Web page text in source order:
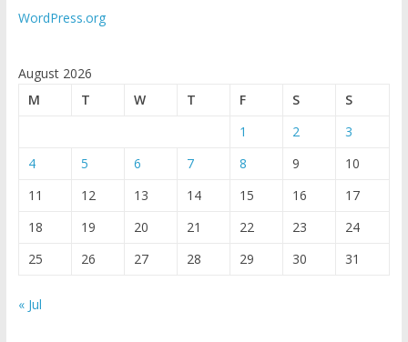
WordPress.org
August 2026
M
T W T F S
S
1
2
3
4
5 6 7 8 9
10
11
12 13 14 15 16
17
18
19 20 21 22 23
24
25
26 27 28 29 30 31
« Jul